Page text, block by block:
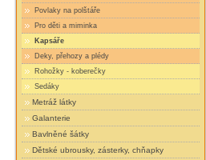
Povlaky na polštáře
Pro děti a miminka
Kapsáře
Deky, přehozy a plédy
Rohožky - koberečky
Sedáky
Metráž látky
Galanterie
Bavlněné šátky
Dětské ubrousky, zásterky, chňapky